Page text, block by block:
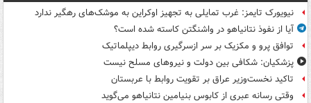
نیویورک تایمز: غرب تمایلی به تجهیز اوکراین به موشک‌های رهگیر ندارد
آیا از نفوذ نتانیاهو در واشنگتن کاسته شده است؟
توافق پرو و مکزیک بر سر ازسرگیری روابط دیپلماتیک
پزشکیان: شکافی بین دولت و نیروهای مسلح نیست
تاکید نخست‌وزیر عراق بر تقویت روابط با عربستان
وقتی رسانه عبری از کابوس بنیامین نتانیاهو می‌گوید